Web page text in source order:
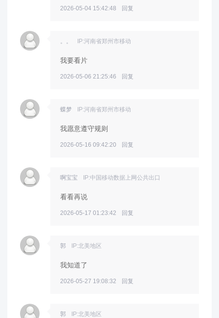
2026-05-04 15:42:48 回复
。。 IP:河南省郑州市移动
我要看片
2026-05-06 21:25:46 回复
蝶梦 IP:河南省郑州市移动
我愿意遵守规则
2026-05-16 09:42:20 回复
啊宝宝 IP:中国移动数据上网公共出口
看看再说
2026-05-17 01:23:42 回复
郭 IP:北美地区
我知道了
2026-05-27 19:08:32 回复
郭 IP:北美地区